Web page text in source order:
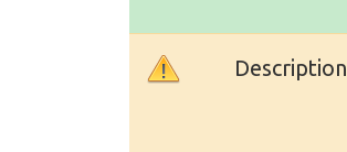
Description